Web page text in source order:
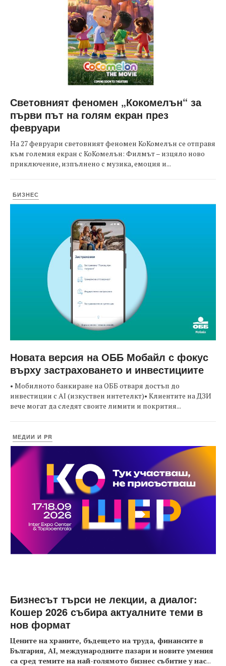
Световният феномен „Кокомелън“ за
първи път на голям екран през
февруари
На 27 февруари световният феномен КоКомелън се отправя
към големия екран с КоКомелън: Филмът – изцяло ново
приключение, изпълнено с музика, емоция и...
БИЗНЕС
Новата версия на ОББ Мобайл с фокус
върху застраховането и инвестициите
• Мобилното банкиране на ОББ отваря достъп до
инвестиции с AI (изкуствен интетелкт)• Клиентите на ДЗИ
вече могат да следят своите лимити и покрития...
МЕДИИ И PR
Бизнесът търси не лекции, а диалог:
Кошер 2026 събира актуалните теми в
нов формат
Цените на храните, бъдещето на труда, финансите в
България, AI, международните пазари и новите умения
са сред темите на най-голямото бизнес събитие у нас...